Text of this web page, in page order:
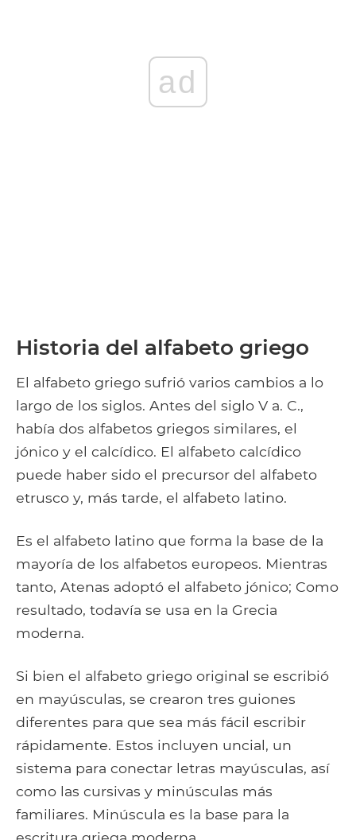
ad
Historia del alfabeto griego
El alfabeto griego sufrió varios cambios a lo
largo de los siglos. Antes del siglo V a. C.,
había dos alfabetos griegos similares, el
jónico y el calcídico. El alfabeto calcídico
puede haber sido el precursor del alfabeto
etrusco y, más tarde, el alfabeto latino.
Es el alfabeto latino que forma la base de la
mayoría de los alfabetos europeos. Mientras
tanto, Atenas adoptó el alfabeto jónico; Como
resultado, todavía se usa en la Grecia
moderna.
Si bien el alfabeto griego original se escribió
en mayúsculas, se crearon tres guiones
diferentes para que sea más fácil escribir
rápidamente. Estos incluyen uncial, un
sistema para conectar letras mayúsculas, así
como las cursivas y minúsculas más
familiares. Minúscula es la base para la